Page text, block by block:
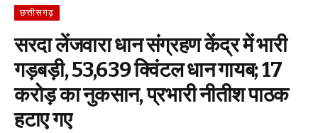
छत्तीसगढ़
सरदा लेंजवारा धान संग्रहण केंद्र में भारी
गड़बड़ी, 53,639 क्विंटल धान गायब; 17
करोड़ का नुकसान, प्रभारी नीतीश पाठक
हटाए गए